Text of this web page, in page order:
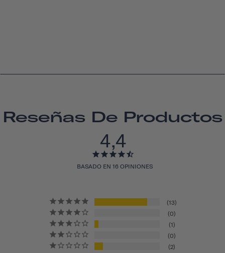
Reseñas De Productos
4,4
BASADO EN 16 OPINIONES
13
0
1
0
2